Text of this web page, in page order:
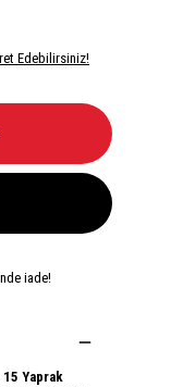
Edebilirsiniz!
iade!
15 Yaprak